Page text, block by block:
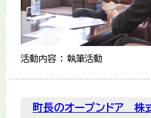
活動内容 ： 執筆活動
町長のオープンドア 株